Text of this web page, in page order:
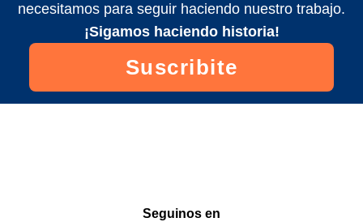
necesitamos para seguir haciendo nuestro trabajo.
¡Sigamos haciendo historia!
Suscribite
Seguinos en